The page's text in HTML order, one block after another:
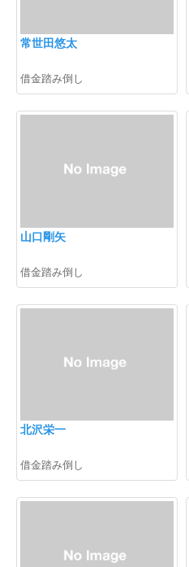
常世田悠太
借金踏み倒し
山口剛矢
借金踏み倒し
北沢栄一
借金踏み倒し